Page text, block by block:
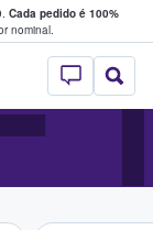
Cada pedido é 100%
nominal.
– onde